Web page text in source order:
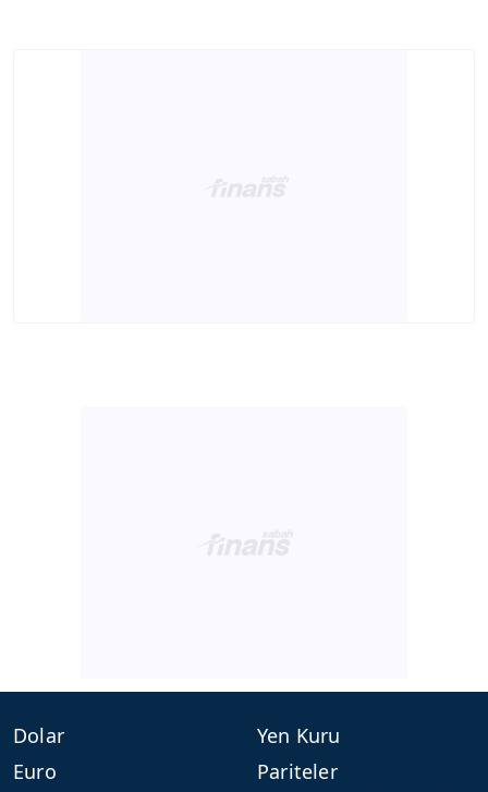
Dolar
Euro
Yen Kuru
Pariteler